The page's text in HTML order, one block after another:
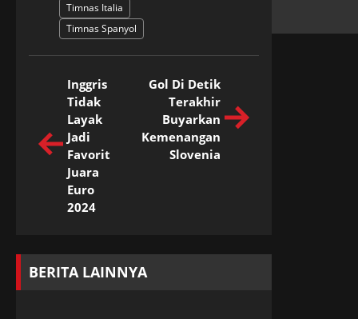
Timnas Italia
Timnas Spanyol
Inggris
Tidak
Layak
Jadi
Favorit
Juara
Euro
2024
Gol Di Detik
Terakhir
Buyarkan
Kemenangan
Slovenia
BERITA LAINNYA